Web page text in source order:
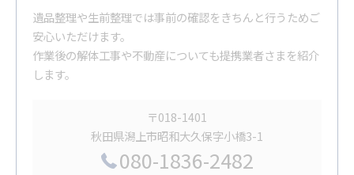
遺品整理や生前整理では事前の確認をきちんと行うためご
安心いただけます。
作業後の解体工事や不動産についても提携業者さまを紹介
します。
〒018-1401
秋田県潟上市昭和大久保字小橋3-1
080-1836-2482